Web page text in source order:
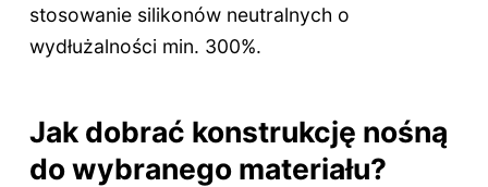
stosowanie silikonów neutralnych o
wydłużalności min. 300%.
Jak dobrać konstrukcję nośną
do wybranego materiału?